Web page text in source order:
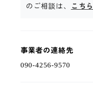
のご相談は、
こちら
事業者の連絡先